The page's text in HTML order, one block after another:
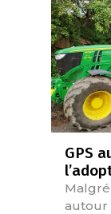
GPS
autour